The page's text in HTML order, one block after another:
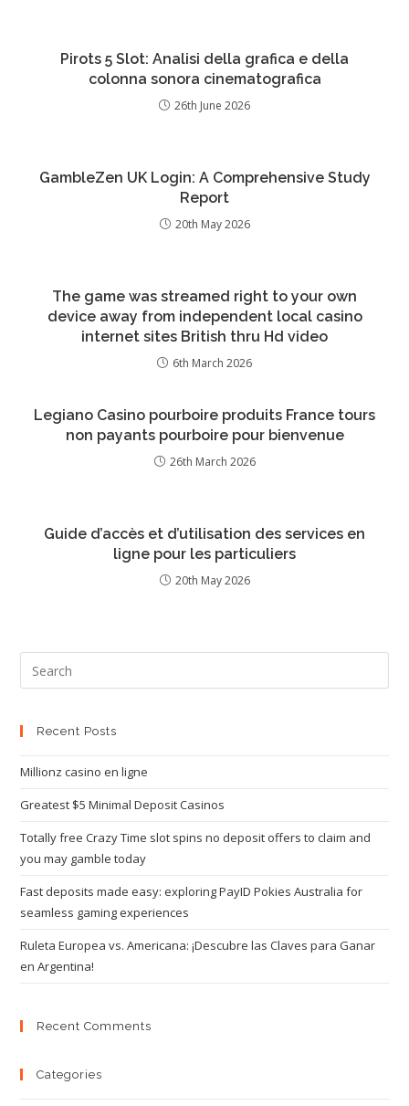
Pirots 5 Slot: Analisi della grafica e della
colonna sonora cinematografica
26th June 2026
GambleZen UK Login: A Comprehensive Study
Report
20th May 2026
The game was streamed right to your own
device away from independent local casino
internet sites British thru Hd video
6th March 2026
Legiano Casino pourboire produits France tours
non payants pourboire pour bienvenue
26th March 2026
Guide d’accès et d’utilisation des services en
ligne pour les particuliers
20th May 2026
Recent Posts
Millionz casino en ligne
Greatest $5 Minimal Deposit Casinos
Totally free Crazy Time slot spins no deposit offers to claim and
you may gamble today
Fast deposits made easy: exploring PayID Pokies Australia for
seamless gaming experiences
Ruleta Europea vs. Americana: ¡Descubre las Claves para Ganar
en Argentina!
Recent Comments
Categories